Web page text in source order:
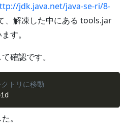
jdk.java.net/java-se-ri/8-
、解凍した中にある tools.jar
す。
確認です。
トリに移動
。